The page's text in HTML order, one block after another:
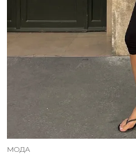
МОДА